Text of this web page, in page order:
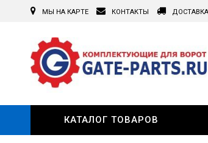
МЫ НА КАРТЕ КОНТАКТЫ ДОСТАВКА
КАТАЛОГ ТОВАРОВ